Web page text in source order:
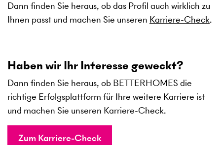
Dann finden Sie heraus, ob das Profil auch wirklich zu
Ihnen passt und machen Sie unseren Karriere-Check.
Haben wir Ihr Interesse geweckt?
Dann finden Sie heraus, ob BETTERHOMES die
richtige Erfolgsplattform für Ihre weitere Karriere ist
und machen Sie unseren Karriere-Check.
Zum Karriere-Check